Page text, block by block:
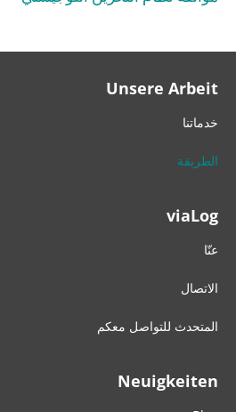
Unsere Arbeit
خدماتنا
الطريقة
viaLog
عنّا
الاتصال
المتحدث للتواصل معكم
Neuigkeiten